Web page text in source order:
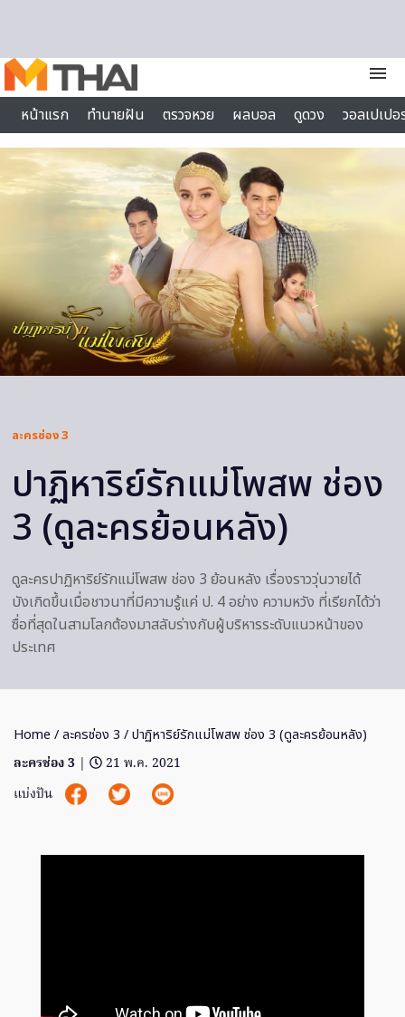
menu
หน้าแรก
ทำนายฝัน ตรวจหวย ผลบอล ดูดวง
วอลเปเป
ไลฟ์สไตล์
ละครช่อง 3
ปาฏิหาริย์รักแม่โพสพ ช่อง
3 (ดูละครย้อนหลัง)
ดูละครปาฏิหาริย์รักแม่โพสพ ช่อง 3 ย้อนหลัง เรื่องราววุ่นวายได้
บังเกิดขึ้นเมื่อชาวนาที่มีความรู้แค่ ป. 4 อย่าง ความหวัง ที่เรียกได้ว่า
ซื่อที่สุดในสามโลกต้องมาสลับร่างกับผู้บริหารระดับแนวหน้าของ
ประเทศ
Home /ละครช่อง 3 / ปาฏิหาริย์รักแม่โพสพ ช่อง 3 (ดูละครย้อนหลัง)
ละครช่อง 3 |
21 พ.ค. 2021
แบ่งปัน